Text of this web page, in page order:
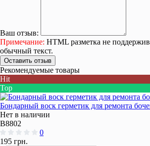
Ваш отзыв:
Примечание: HTML разметка не
обычный текст.
Оставить отзыв
Рекомендуемые товары
Hit
Top
Бондарный воск герметик для ремонта
Нет в наличии
B8802
0
195 грн.